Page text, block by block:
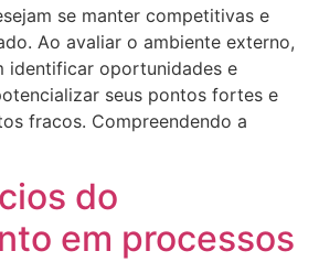
se manter competitivas e
Ao avaliar o ambiente externo,
identificar oportunidades e
seus pontos fortes e
fracos. Compreendendo a
do
em processos